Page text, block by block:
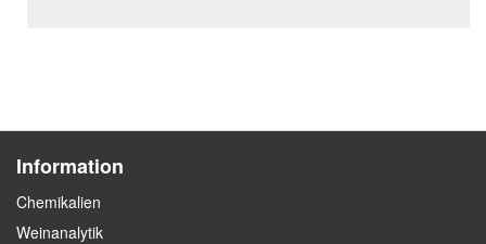
Information
Chemikalien
Weinanalytik